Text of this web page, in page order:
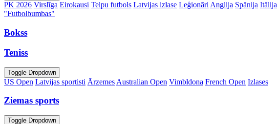
PK 2026 Virslīga Eirokausi Telpu futbols Latvijas izlase Leģionāri Anglija Spānija Itālija
"Futbolbumbas"
Bokss
Teniss
Toggle Dropdown
US Open Latvijas sportisti Ārzemes Australian Open Vimbldona French Open Izlases
Ziemas sports
Toggle Dropdown